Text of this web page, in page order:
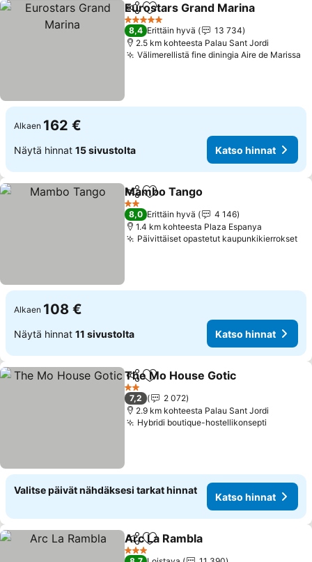
Jaa Lisää suosikkeihin
Eurostars Grand Marina
5 Tähtiluokitus
8,4 Erittäin hyvä
13 734
2.5 km kohteesta Palau Sant Jordi
Välimerellistä fine diningia Aire de Marissa
Alkaen 162 €
Näytä hinnat 15 sivustolta Katso hinnat
Jaa Lisää suosikkeihin
Mambo Tango
2 Tähtiluokitus
8,0 Erittäin hyvä
4 146
1.4 km kohteesta Plaza Espanya
Päivittäiset opastetut kaupunkikierrokset
Alkaen 108 €
Näytä hinnat 11 sivustolta Katso hinnat
Jaa Lisää suosikkeihin
The Mo House Gotic
2 Tähtiluokitus
7,2
2 072
2.9 km kohteesta Palau Sant Jordi
Hybridi boutique-hostellikonsepti
Valitse päivät nähdäksesi tarkat hinnat
Katso hinnat
Jaa Lisää suosikkeihin
Arc La Rambla
3 Tähtiluokitus